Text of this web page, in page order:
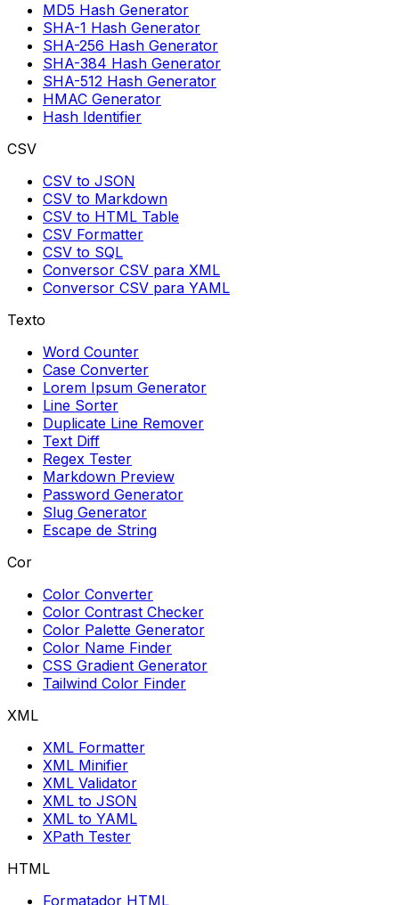
MD5 Hash Generator
SHA-1 Hash Generator
SHA-256 Hash Generator
SHA-384 Hash Generator
SHA-512 Hash Generator
HMAC Generator
Hash Identifier
CSV
CSV to JSON
CSV to Markdown
CSV to HTML Table
CSV Formatter
CSV to SQL
Conversor CSV para XML
Conversor CSV para YAML
Texto
Word Counter
Case Converter
Lorem Ipsum Generator
Line Sorter
Duplicate Line Remover
Text Diff
Regex Tester
Markdown Preview
Password Generator
Slug Generator
Escape de String
Cor
Color Converter
Color Contrast Checker
Color Palette Generator
Color Name Finder
CSS Gradient Generator
Tailwind Color Finder
XML
XML Formatter
XML Minifier
XML Validator
XML to JSON
XML to YAML
XPath Tester
HTML
Formatador HTML